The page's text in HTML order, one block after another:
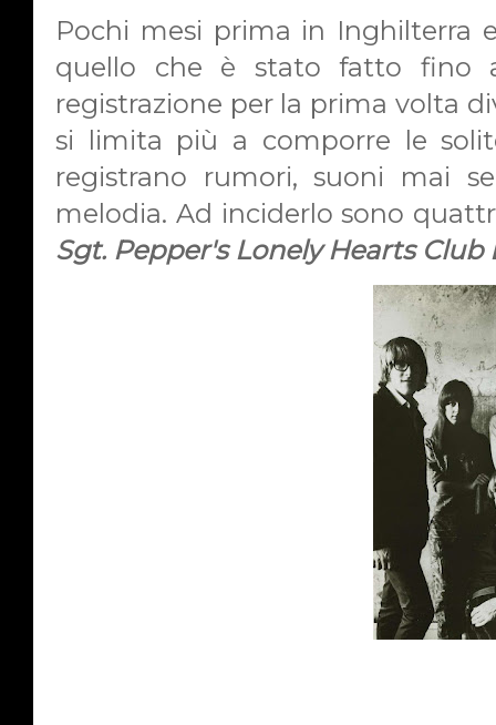
Pochi mesi prima in Inghilterra
quello che è stato fatto fino
registrazione per la prima volta
si limita più a comporre le
registrano rumori, suoni mai
melodia. Ad inciderlo sono
Sgt. Pepper's Lonely Hearts Club